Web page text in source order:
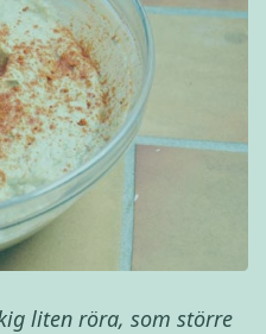
liten röra, som större